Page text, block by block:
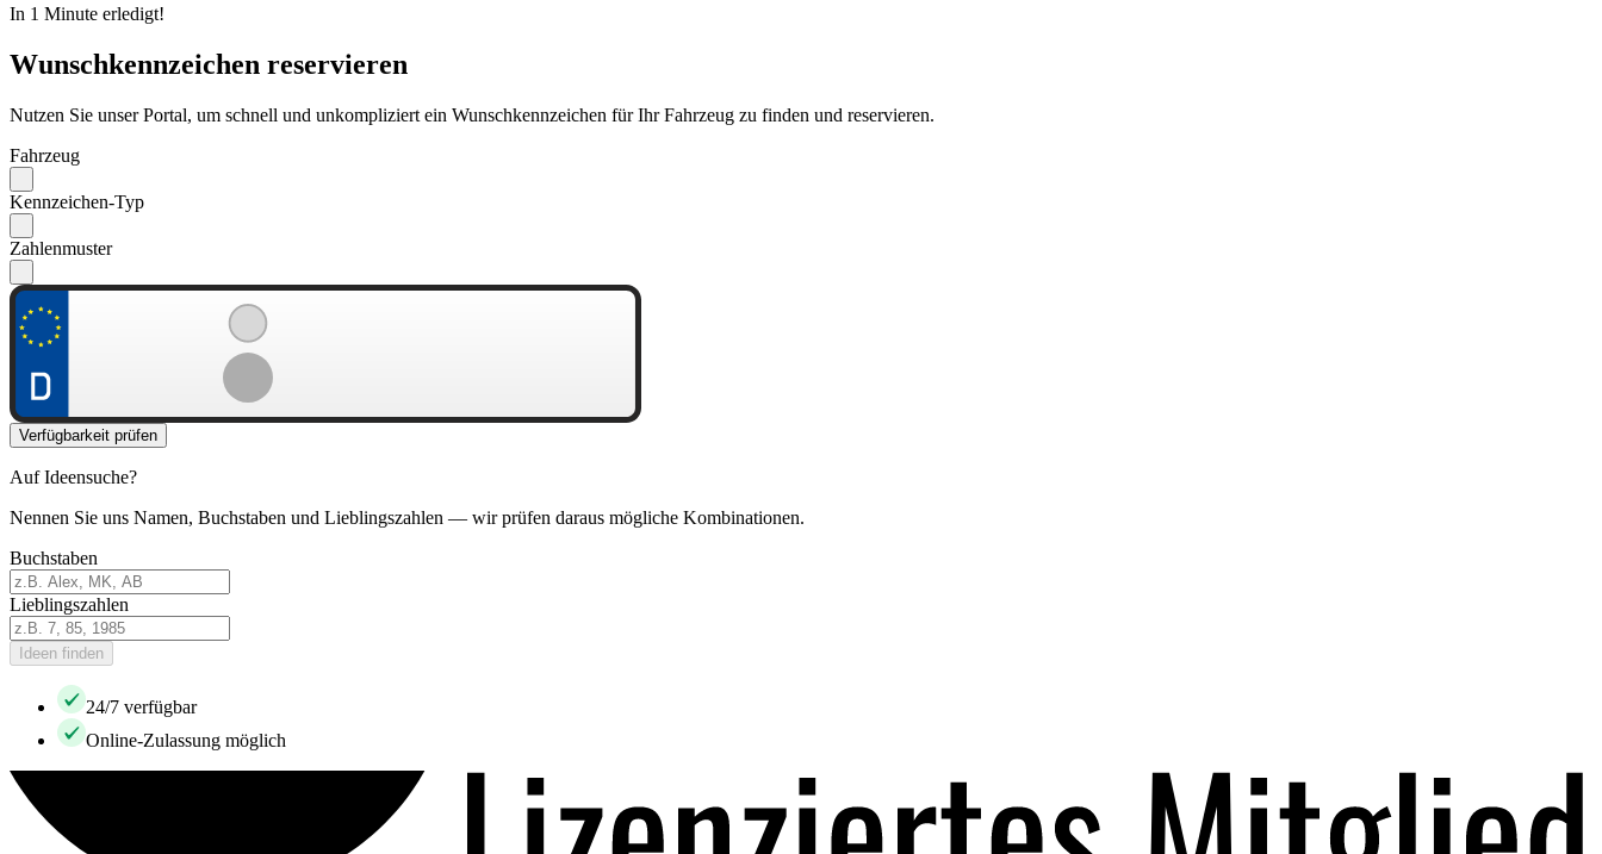
In 1 Minute erledigt!
Wunschkennzeichen reservieren
Nutzen Sie unser Portal, um schnell und unkompliziert ein Wunschkennzeichen für Ihr Fahrzeug zu finden und reservieren.
Fahrzeug
Kennzeichen-Typ
Zahlenmuster
Verfügbarkeit prüfen
Auf Ideensuche?
Nennen Sie uns Namen, Buchstaben und Lieblingszahlen — wir prüfen daraus mögliche Kombinationen.
Buchstaben
Lieblingszahlen
Ideen finden
24/7 verfügbar
Online-Zulassung möglich